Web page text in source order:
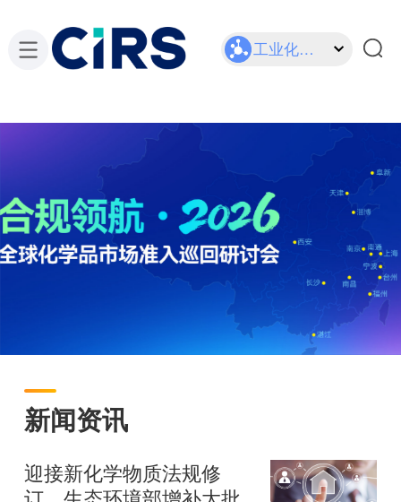
工业化学品
新闻资讯
迎接新化学物质法规修